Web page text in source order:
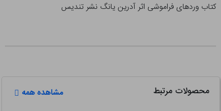
کتاب وردهای فراموشی اثر آدرین یانگ نشر تندیس
محصولات مرتبط مشاهده همه